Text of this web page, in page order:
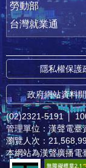
勞動部
台灣就業通
隱私權保護
政府網站資料
(02)2321-5191 │
管理單位：漢聲電臺
瀏覽人次：
本網站為漢聲廣播